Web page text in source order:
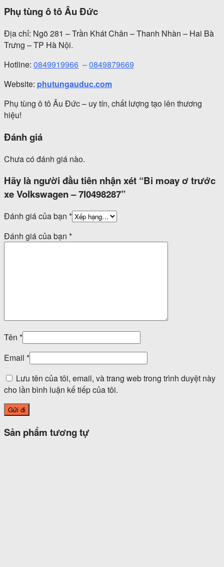
Phụ tùng ô tô Âu Đức
Địa chỉ: Ngõ 281 – Trần Khát Chân – Thanh Nhàn – Hai Bà
Trưng – TP Hà Nội.
Hotline: 0849919966 –0849879669
Website: phutungauduc.com
Phụ tùng ô tô Âu Đức – uy tín, chất lượng tạo lên thương
hiệu!
Đánh giá
Chưa có đánh giá nào.
Hãy là người đầu tiên nhận xét “Bi moay ơ trước
xe Volkswagen – 7l0498287”
Đánh giá của bạn *
Đánh giá của bạn *
Tên *
Email *
Lưu tên của tôi, email, và trang web trong trình duyệt này
cho lần bình luận kế tiếp của tôi.
Sản phẩm tương tự